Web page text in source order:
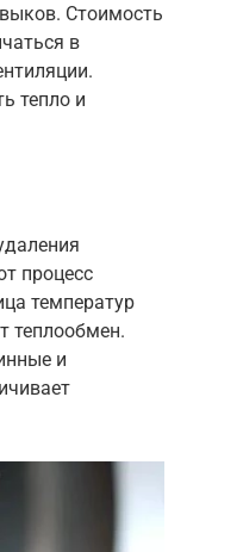
Стоимость
в
тепло и
процесс
температур
теплообмен.
и